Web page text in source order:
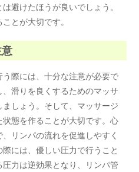
避けたほうが良いでしょう。
とが大切です。
際には、十分な注意が必要で
滑りを良くするためのマッサ
しょう。そして、マッサージ
態を作ることが大切です。心
リンパの流れを促進しやすく
には、優しい圧力で行うこと
力は逆効果となり、リンパ管